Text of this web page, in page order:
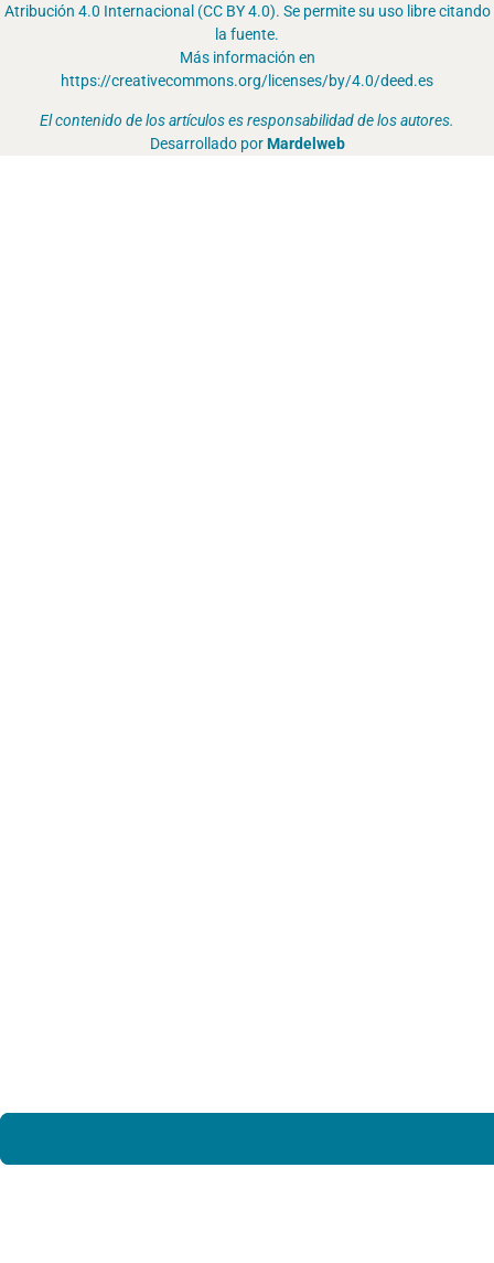
Atribución 4.0 Internacional (CC BY 4.0). Se permite su uso libre citando
la fuente.
Más información en
https://creativecommons.org/licenses/by/4.0/deed.es
El contenido de los artículos es responsabilidad de los autores.
Desarrollado porMardelweb